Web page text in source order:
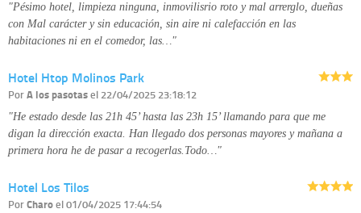
"Pésimo hotel, limpieza ninguna, inmovilisrio roto y mal arrerglo, dueñas
con Mal carácter y sin educación, sin aire ni calefacción en las
habitaciones ni en el comedor, las…"
Hotel Htop Molinos Park
PorA los pasotasel 22/04/2025 23:18:12
"He estado desde las 21h 45’ hasta las 23h 15’ llamando para que me
digan la dirección exacta. Han llegado dos personas mayores y mañana a
primera hora he de pasar a recogerlas.Todo…"
Hotel Los Tilos
PorCharoel 01/04/2025 17:44:54